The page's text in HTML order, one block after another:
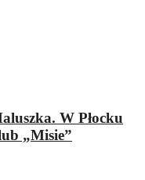
W Płocku
„Misie”